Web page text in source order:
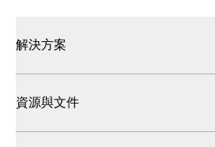
解決方案
資源與文件